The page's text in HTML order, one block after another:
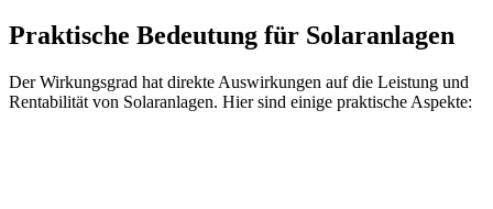
Praktische Bedeutung für Solaranlagen
Der Wirkungsgrad hat direkte Auswirkungen auf die Leistung und
Rentabilität von Solaranlagen. Hier sind einige praktische Aspekte: